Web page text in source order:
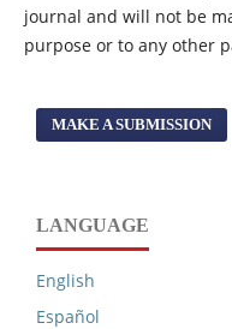
journal and will not be
purpose or to any other
MAKE A SUBMISSION
LANGUAGE
English
Español